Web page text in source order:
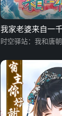
我家老婆来自一
时空驿站：我和唐